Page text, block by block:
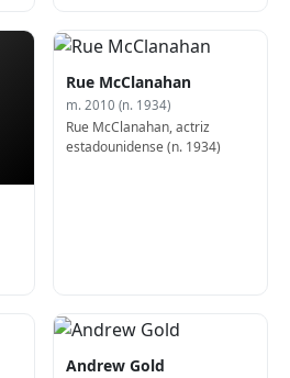
Rue McClanahan
m. 2010 (n. 1934)
Rue McClanahan, actriz
estadounidense (n. 1934)
Andrew Gold